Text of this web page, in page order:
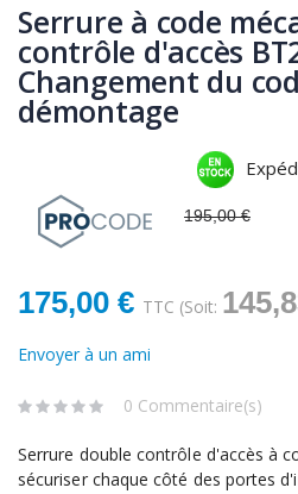
Serrure à code
contrôle d'accès
Changement du
démontage
195,00 €
175,00 € TTC (Soit:
Envoyer à un ami
0 Commentaire(s)
Serrure double contrôle d'accès à
sécuriser chaque côté des portes